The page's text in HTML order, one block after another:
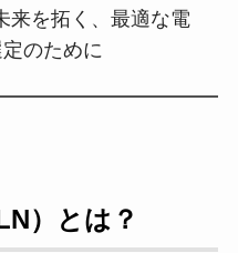
来を拓く、最適な電
のために
）とは？